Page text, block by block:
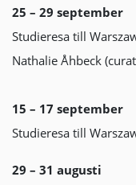
25 – 29 september
Studieresa till
Nathalie Åhbeck
15 – 17 september
Studieresa till
29 – 31 augusti